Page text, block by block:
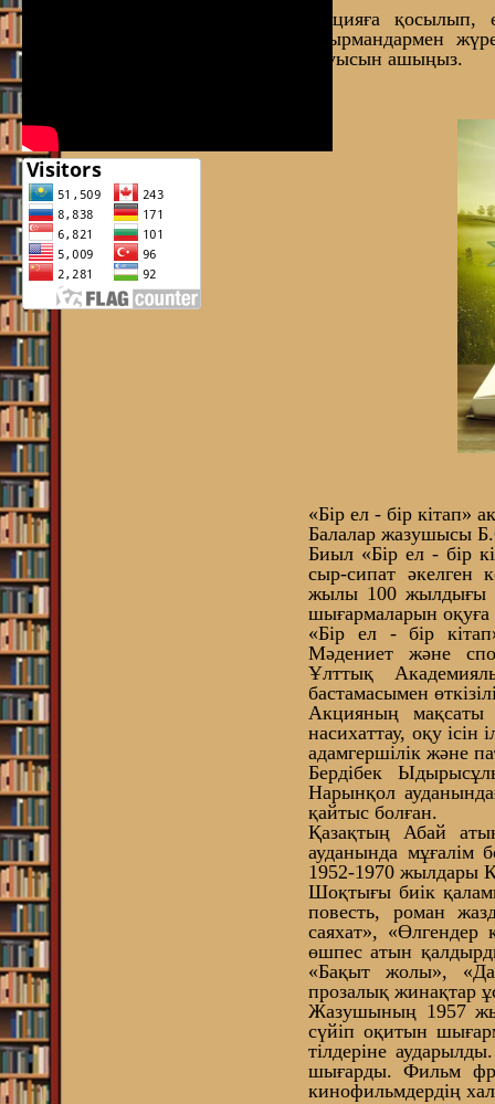
Акцияға қосылып,
оқырмандармен
дауысын ашыңыз.
«Бір ел - бір кітап»
Балалар жазушысы
Биыл «Бір ел - бір
сыр-сипат әкелген
жылы 100 жылдығы
шығармаларын
«Бір ел - бір
Мәдениет және
Ұлттық
бастамасымен
Акцияның мақсаты
насихаттау, оқу ісін
адамгершілік және
Бердібек
Нарынқол
қайтыс болған.
Қазақтың Абай
ауданында мұғалім
1952-1970 жылдары
Шоқтығы биік
повесть, роман
саяхат», «Өлгендер
өшпес атын
«Бақыт жолы»,
прозалық жинақтар
Жазушының 1957
сүйіп оқитын
тілдеріне
шығарды. Фильм
кинофильмдердің